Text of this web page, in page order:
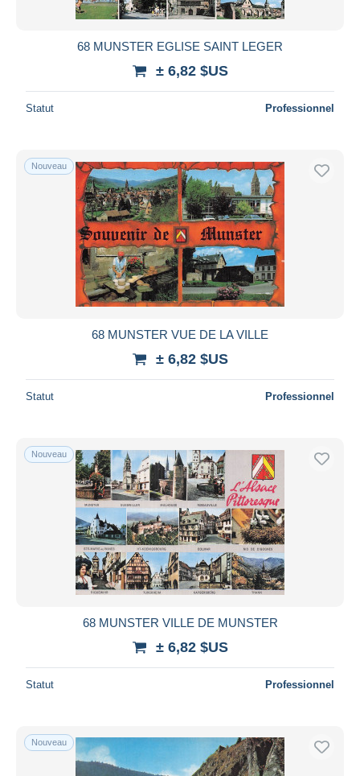
68 MUNSTER EGLISE SAINT LEGER
± 6,82 $US
Statut Professionnel
Nouveau
68 MUNSTER VUE DE LA VILLE
± 6,82 $US
Statut Professionnel
Nouveau
68 MUNSTER VILLE DE MUNSTER
± 6,82 $US
Statut Professionnel
Nouveau